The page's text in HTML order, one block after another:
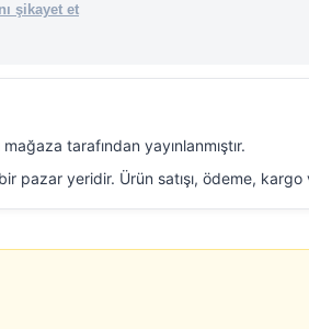
şikayet et
tarafından yayınlanmıştır.
bir pazar yeridir. Ürün satışı, ödeme,